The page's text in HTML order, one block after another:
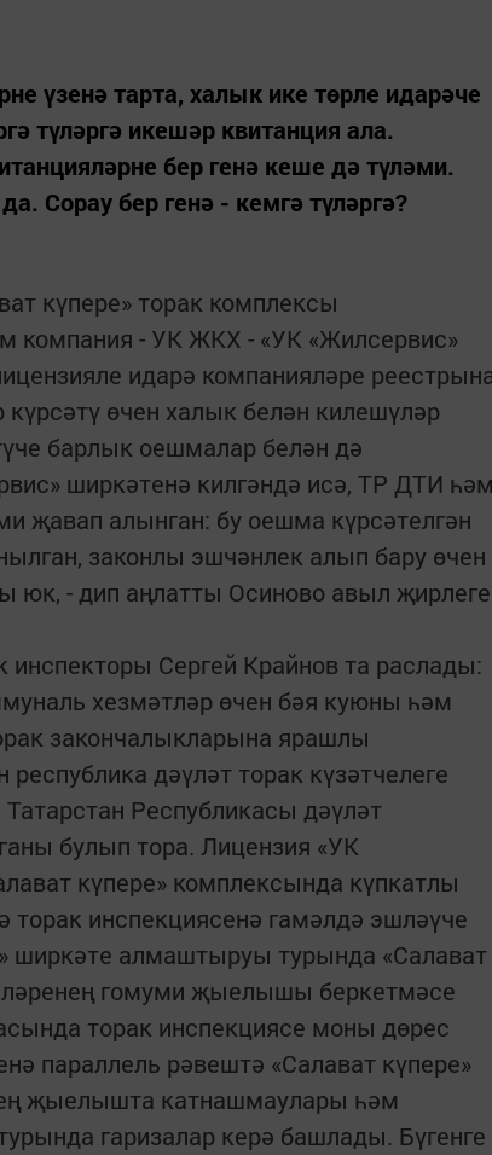
үзенә тарта, халык ике төрле идарәче
түләргә икешәр квитанция ала.
бер генә кеше дә түләми.
Сорау бер генә - кемгә түләргә?
күпере» торак комплексы
компания - УК ЖКХ - «УК «Жилсервис»
идарә компанияләре
өчен халык белән килешүләр
барлык оешмалар белән дә
ширкәтенә килгәндә исә, ТР ДТИ
алынган: бу оешма күрсәтелгән
законлы эшчәнлек алып бару өчен
юк, - дип аңлатты Осиново авыл җирлеге
Сергей Крайнов та раслады:
хезмәтләр өчен бәя куюны һәм
закончалыкларына ярашлы
республика дәүләт торак күзәтчелеге
Республикасы дәүләт
булып тора. Лицензия «УК
күпере» комплексында күпкатлы
торак инспекция­сенә гамәлдә эшләүче
ширкәте алмаштыруы турында «Салават
гомуми җыелышы беркетмәсе
торак инспекциясе моны дөрес
параллель рәвештә «Салават күпере»
җыелышта катнашмаулары һәм
гаризалар керә башлады. Бүгенге